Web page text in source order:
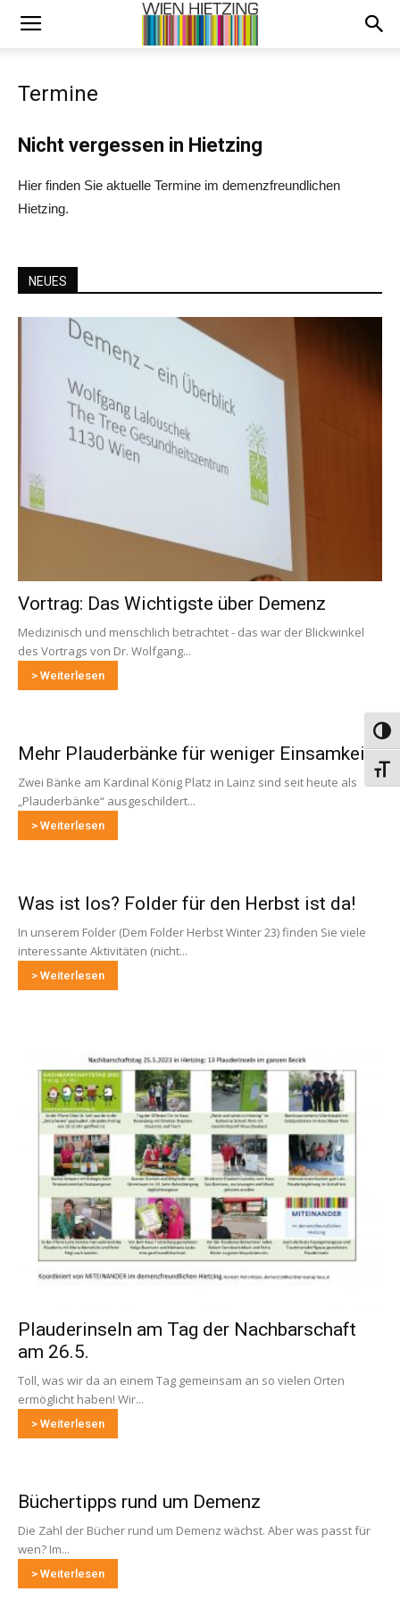
Termine
Nicht vergessen in Hietzing
Hier finden Sie aktuelle Termine im demenzfreundlichen
Hietzing.
NEUES
Vortrag: Das Wichtigste über Demenz
Medizinisch und menschlich betrachtet - das war der Blickwinkel
des Vortrags von Dr. Wolfgang...
> Weiterlesen
Mehr Plauderbänke für weniger Einsamkeit
Zwei Bänke am Kardinal König Platz in Lainz sind seit heute als
„Plauderbänke“ ausgeschildert...
> Weiterlesen
Was ist los? Folder für den Herbst ist da!
In unserem Folder (Dem Folder Herbst Winter 23) finden Sie viele
interessante Aktivitäten (nicht...
> Weiterlesen
Plauderinseln am Tag der Nachbarschaft
am 26.5.
Toll, was wir da an einem Tag gemeinsam an so vielen Orten
ermöglicht haben! Wir...
> Weiterlesen
Büchertipps rund um Demenz
Die Zahl der Bücher rund um Demenz wächst. Aber was passt für
wen? Im...
> Weiterlesen